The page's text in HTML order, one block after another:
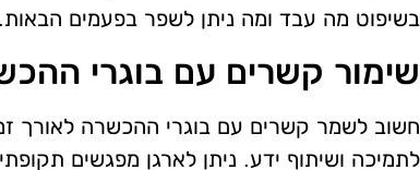
בשיפוט מה עבד ומה ניתן לשפר בפעמים הבאות.
שימור קשרים עם בוגרי
חשוב לשמר קשרים עם בוגרי ההכשרה לאורך
לתמיכה ושיתוף ידע. ניתן לארגן מפגשים